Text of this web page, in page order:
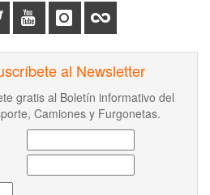
al Newsletter
gratis al Boletín informativo del
Camiones y Furgonetas.